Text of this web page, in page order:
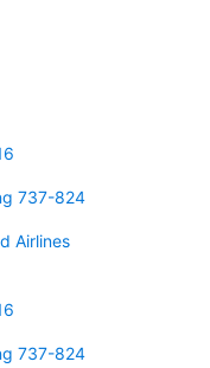
737-824
Airlines
737-824